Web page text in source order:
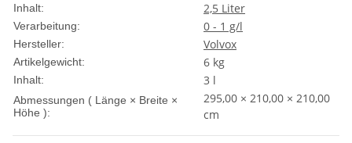
Inhalt: 2,5 Liter
Verarbeitung: 0 - 1 g/l
Hersteller: Volvox
Artikelgewicht: 6 kg
Inhalt: 3 l
Abmessungen ( Länge × Breite ×
Höhe ):
295,00 × 210,00 × 210,00
cm